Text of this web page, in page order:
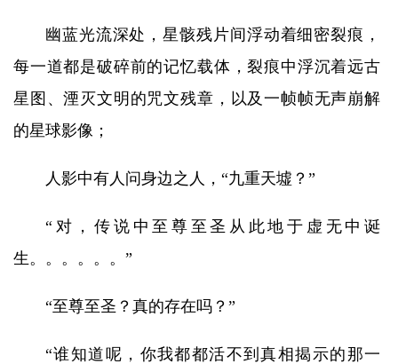
幽蓝光流深处，星骸残片间浮动着细密裂痕，
每一道都是破碎前的记忆载体，裂痕中浮沉着远古
星图、湮灭文明的咒文残章，以及一帧帧无声崩解
的星球影像；
人影中有人问身边之人，“九重天墟？”
“对，传说中至尊至圣从此地于虚无中诞
生。。。。。。”
“至尊至圣？真的存在吗？”
“谁知道呢，你我都都活不到真相揭示的那一